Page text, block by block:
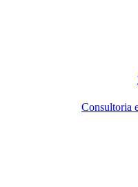
Consultoria